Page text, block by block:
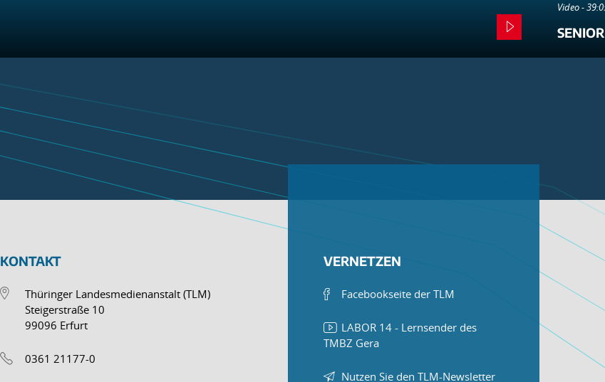
Video -
KONTAKT
Thüringer Landesmedienanstalt (TLM)
Steigerstraße 10
99096 Erfurt
0361 21177-0
VERNETZEN
Facebookseite der TLM
LABOR 14 - Lernsender des
TMBZ Gera
Nutzen Sie den TLM-Newsletter